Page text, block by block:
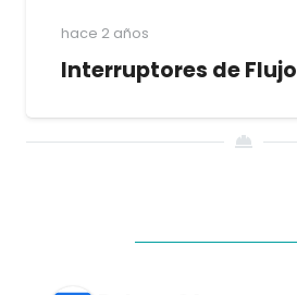
hace 2 años
Interruptores de Flujo